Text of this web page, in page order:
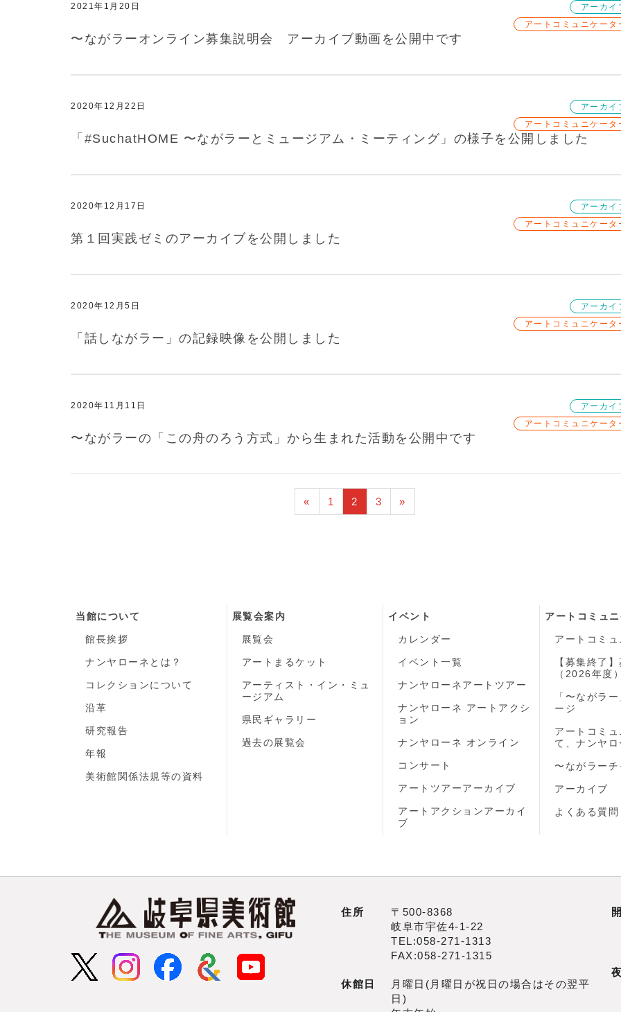
2021年1月20日
アーカイ
アートコミュニケータ
〜ながラーオンライン募集説明会 アーカイブ動画を公開中です
2020年12月22日
アーカイ
アートコミュニケータ
「#SuchatHOME 〜ながラーとミュージアム・ミーティング」の様子を公開しました
2020年12月17日
アーカイ
アートコミュニケータ
第１回実践ゼミのアーカイブを公開しました
2020年12月5日
アーカイ
アートコミュニケータ
「話しながラー」の記録映像を公開しました
2020年11月11日
アーカイ
アートコミュニケータ
〜ながラーの「この舟のろう方式」から生まれた活動を公開中です
« 1 2 3 »
当館について
館長挨拶
ナンヤローネとは？
コレクションについて
沿革
研究報告
年報
美術館関係法規等の資料
展覧会案内
展覧会
アートまるケット
アーティスト・イン・ミュ
ージアム
県民ギャラリー
過去の展覧会
イベント
カレンダー
イベント一覧
ナンヤローネアートツアー
ナンヤローネ アートアクシ
ョン
ナンヤローネ オンライン
コンサート
アートツアーアーカイブ
アートアクションアーカイ
ブ
アートコミュ
アートコミ
【募集終了
（2026年度）
「〜ながラ
ージ
アートコミ
て、ナンヤロ
〜ながラー
アーカイブ
よくある質問
住所
〒500‐8368
岐阜市宇佐4‐1‐22
TEL:058-271-1313
FAX:058-271-1315
休館日
月曜日(月曜日が祝日の場合はその翌平
日)